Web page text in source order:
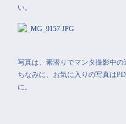
い。
写真は、素潜りでマンタ撮影中の
ちなみに、お気に入りの写真は
に。